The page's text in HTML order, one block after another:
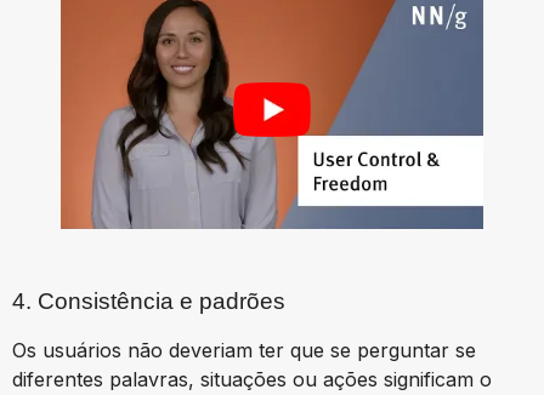
4. Consistência e padrões
Os usuários não deveriam ter que se perguntar se
diferentes palavras, situações ou ações significam o